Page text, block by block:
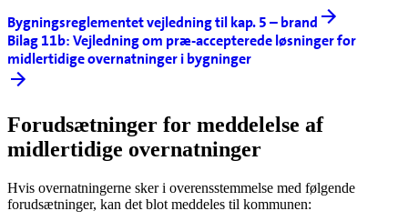
Bygningsreglementet vejledning til kap. 5 – brand
Bilag 11b: Vejledning om præ-accepterede løsninger for
midlertidige overnatninger i bygninger
Forudsætninger for meddelelse af
midlertidige overnatninger
Hvis overnatningerne sker i overensstemmelse med følgende
forudsætninger, kan det blot meddeles til kommunen: